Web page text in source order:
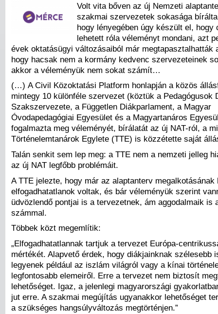
Volt vita bőven az új Nemzeti
szakmai szervezetek sokasága
hogy lényegében úgy készült el, hogy
lehetett róla véleményt mondani, azt
évek oktatásügyi változásaiból már megtapasztalhatták
hogy hacsak nem a kormány kedvenc szervezeteinek
akkor a véleményük nem sokat számít…
(…) A Civil Közoktatási Platform honlapján a közös
mintegy 10 különféle szervezet (köztük a Pedagógusok
Szakszervezete, a Független Diákparlament, a Magyar
Óvodapedagógiai Egyesület és a Magyartanáros
fogalmazta meg véleményét, bírálatát az új NAT-ról, a
Történelemtanárok Egylete (TTE) is közzétette saját
Talán senkit sem lep meg: a TTE nem a nemzeti jelleg
az új NAT legfőbb problémáit.
A TTE jelezte, hogy már az alaptanterv
elfogadhatatlanok voltak, és bár véleményük szerint
üdvözlendő pontjai is a tervezetnek, ám aggodalmaik is
számmal.
Többek közt megemlítik:
„Elfogadhatatlannak tartjuk a tervezet Európa-
mértékét. Alapvető érdek, hogy diákjainknak szélesebb
legyenek például az iszlám világról vagy a kínai
legfontosabb elemeiről. Erre a tervezet nem biztosít
lehetőséget. Igaz, a jelenlegi magyarországi
jut erre. A szakmai megújítás ugyanakkor lehetőséget
a szükséges hangsúlyváltozás megtörténjen.”